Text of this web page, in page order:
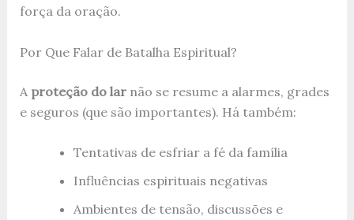
força da oração.
Por Que Falar de Batalha Espiritual?
A proteção do larnão se resume a alarmes, grades
e seguros (que são importantes). Há também:
Tentativas de esfriar a fé da família
Influências espirituais negativas
Ambientes de tensão, discussões e